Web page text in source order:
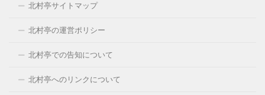
北村亭サイトマップ
北村亭の運営ポリシー
北村亭での告知について
北村亭へのリンクについて